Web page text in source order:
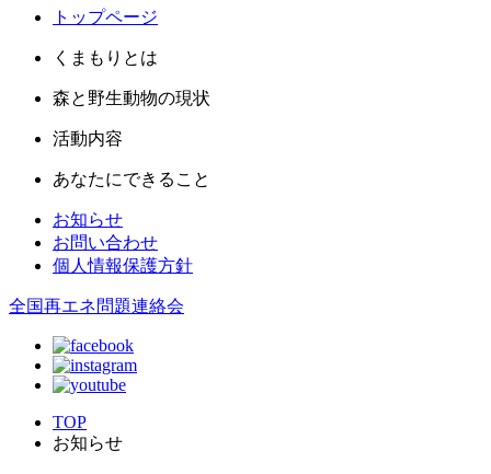
トップページ
くまもりとは
森と野生動物の現状
活動内容
あなたにできること
お知らせ
お問い合わせ
個人情報保護方針
全国再エネ問題連絡会
TOP
お知らせ